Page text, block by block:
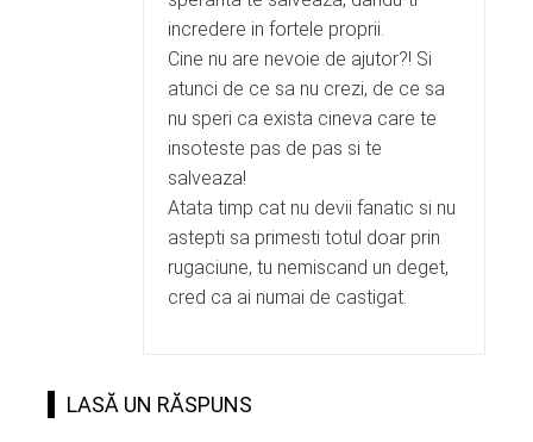
incredere in fortele proprii.
Cine nu are nevoie de ajutor?! Si
atunci de ce sa nu crezi, de ce sa
nu speri ca exista cineva care te
insoteste pas de pas si te
salveaza!
Atata timp cat nu devii fanatic si nu
astepti sa primesti totul doar prin
rugaciune, tu nemiscand un deget,
cred ca ai numai de castigat.
LASĂ UN RĂSPUNS